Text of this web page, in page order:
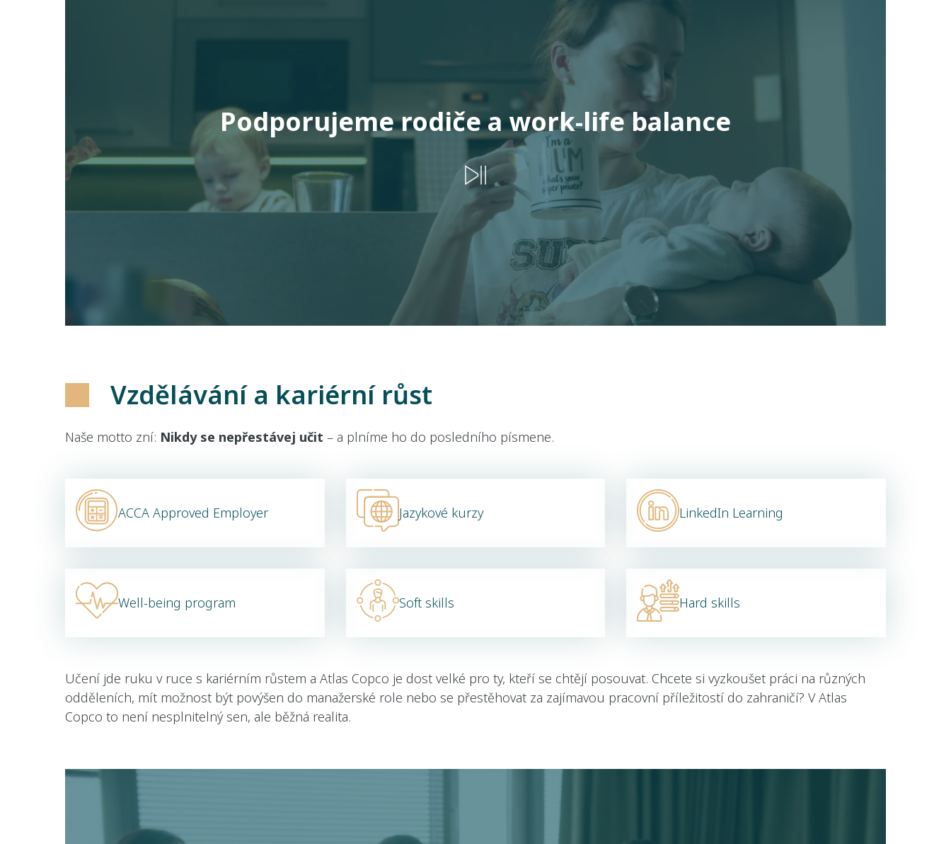
Podporujeme rodiče a work-life balance
Vzdělávání a kariérní růst
Naše motto zní: Nikdy se nepřestávej učit – a plníme ho do posledního písmene.
ACCA Approved Employer Jazykové kurzy LinkedIn Learning
Well-being program Soft skills Hard skills
Učení jde ruku v ruce s kariérním růstem a Atlas Copco je dost velké pro ty, kteří se chtějí posouvat. Chcete si vyzkoušet práci na různých
odděleních, mít možnost být povýšen do manažerské role nebo se přestěhovat za zajímavou pracovní příležitostí do zahraničí? V Atlas
Copco to není nesplnitelný sen, ale běžná realita.